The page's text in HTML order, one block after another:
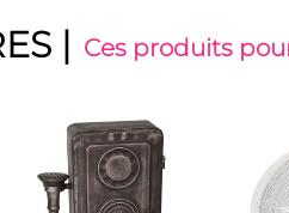
| Ces produits